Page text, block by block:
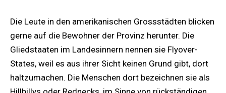
Die Leute in den amerikanischen Grossstädten blicken
gerne auf die Bewohner der Provinz herunter. Die
Gliedstaaten im Landesinnern nennen sie Flyover-
States, weil es aus ihrer Sicht keinen Grund gibt, dort
haltzumachen. Die Menschen dort bezeichnen sie als